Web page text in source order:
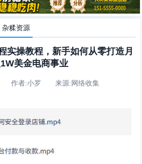
杂糅资源
实操教程，新手如何从零打造月
美金电商事业
作者:小罗 来源:网络收集